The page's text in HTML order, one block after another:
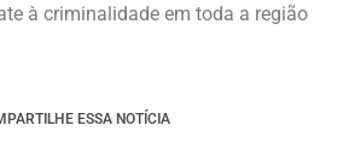
à criminalidade em toda a região
ESSA NOTÍCIA